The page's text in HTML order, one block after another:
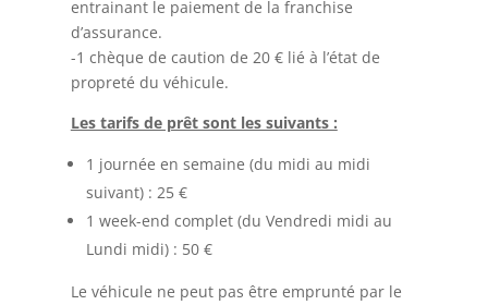
entrainant le paiement de la franchise
d’assurance.
-1 chèque de caution de 20 € lié à l’état de
propreté du véhicule.
Les tarifs de prêt sont les suivants :
1 journée en semaine (du midi au midi
suivant) : 25 €
1 week-end complet (du Vendredi midi au
Lundi midi) : 50 €
Le véhicule ne peut pas être emprunté par le